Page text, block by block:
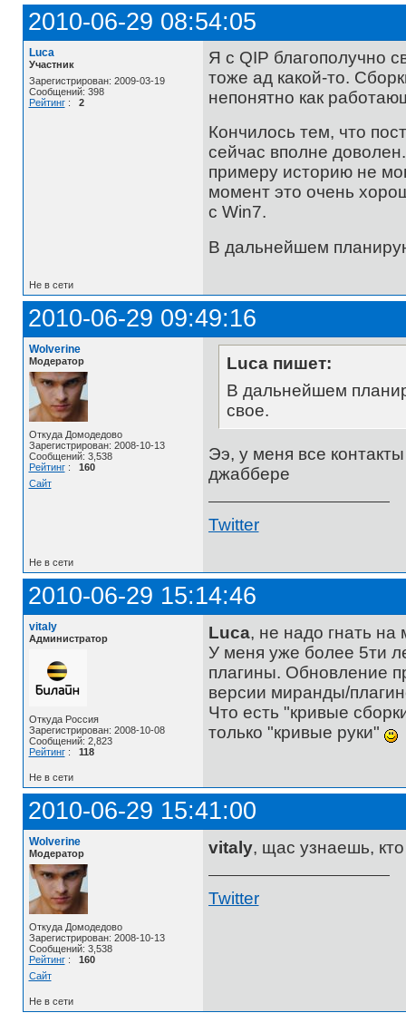
2010-06-29 08:54:05
Luca
Участник
Зарегистрирован: 2009-03-19
Сообщений: 398
Рейтинг: 2
Я с QIP благополучно
тоже ад какой-то.
непонятно как
Кончилось тем, что
сейчас вполне
примеру историю не
момент это очень
с Win7.
В дальнейшем
Не в сети
2010-06-29 09:49:16
Wolverine
Модератор
Откуда Домодедово
Зарегистрирован: 2008-10-13
Сообщений: 3,538
Рейтинг: 160
Сайт
Luca пишет:
В дальнейшем
свое.
Ээ, у меня все
джаббере
Twitter
Не в сети
2010-06-29 15:14:46
vitaly
Администратор
Откуда Россия
Зарегистрирован: 2008-10-08
Сообщений: 2,823
Рейтинг: 118
Luca, не надо гнать на
У меня уже более 5ти
плагины. Обновление
версии миранды/
Что есть "кривые
только "кривые руки"
Не в сети
2010-06-29 15:41:00
Wolverine
Модератор
Откуда Домодедово
Зарегистрирован: 2008-10-13
Сообщений: 3,538
Рейтинг: 160
Сайт
vitaly, щас узнаешь,
Twitter
Не в сети